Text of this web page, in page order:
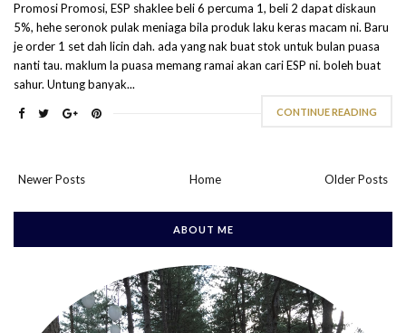
Promosi Promosi, ESP shaklee beli 6 percuma 1, beli 2 dapat diskaun
5%, hehe seronok pulak meniaga bila produk laku keras macam ni. Baru
je order 1 set dah licin dah. ada yang nak buat stok untuk bulan puasa
nanti tau. maklum la puasa memang ramai akan cari ESP ni. boleh buat
sahur. Untung banyak...
CONTINUE READING
Newer Posts Older Posts
Home
ABOUT ME